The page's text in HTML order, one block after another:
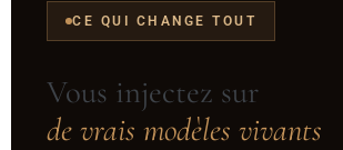
CE QUI CHANGE TOUT
Vous injectez sur
de vrais modèles vivants